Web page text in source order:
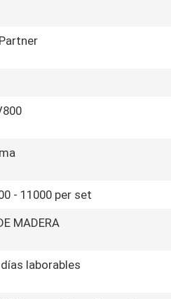
- 11000 per set
MADERA
laborables